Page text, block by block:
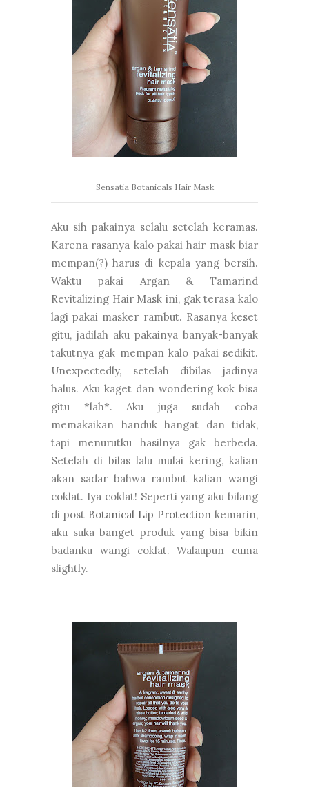
Sensatia Botanicals Hair Mask
Aku sih pakainya selalu setelah keramas.
Karena rasanya kalo pakai hair mask biar
mempan(?) harus di kepala yang bersih.
Waktu pakai Argan & Tamarind
Revitalizing Hair Mask ini, gak terasa kalo
lagi pakai masker rambut. Rasanya keset
gitu, jadilah aku pakainya banyak-banyak
takutnya gak mempan kalo pakai sedikit.
Unexpectedly, setelah dibilas jadinya
halus. Aku kaget dan wondering kok bisa
gitu *lah*. Aku juga sudah coba
memakaikan handuk hangat dan tidak,
tapi menurutku hasilnya gak berbeda.
Setelah di bilas lalu mulai kering, kalian
akan sadar bahwa rambut kalian wangi
coklat. Iya coklat! Seperti yang aku bilang
di post Botanical Lip Protection kemarin,
aku suka banget produk yang bisa bikin
badanku wangi coklat. Walaupun cuma
slightly.